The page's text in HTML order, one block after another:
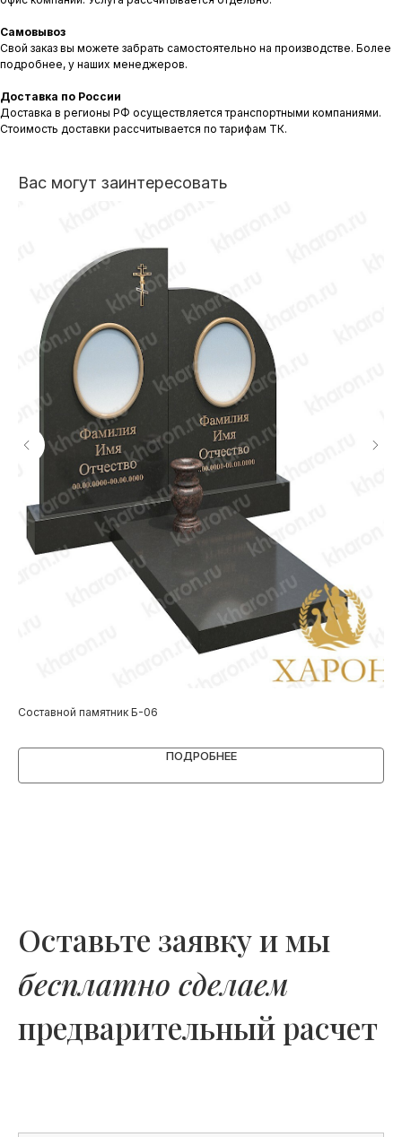
Самовывоз
Свой заказ вы можете забрать самостоятельно на производстве. Более
подробнее, у наших менеджеров.
Доставка по России
Доставка в регионы РФ осуществляется транспортными компаниями.
Стоимость доставки рассчитывается по тарифам ТК.
Вас могут заинтересовать
Составной памятник Б-06
ПОДРОБНЕЕ
Оставьте заявку и мы
бесплатно сделаем
предварительный расчет